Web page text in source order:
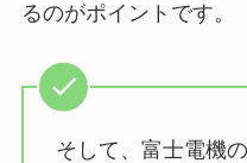
るのがポイントです。
そして、富士電機